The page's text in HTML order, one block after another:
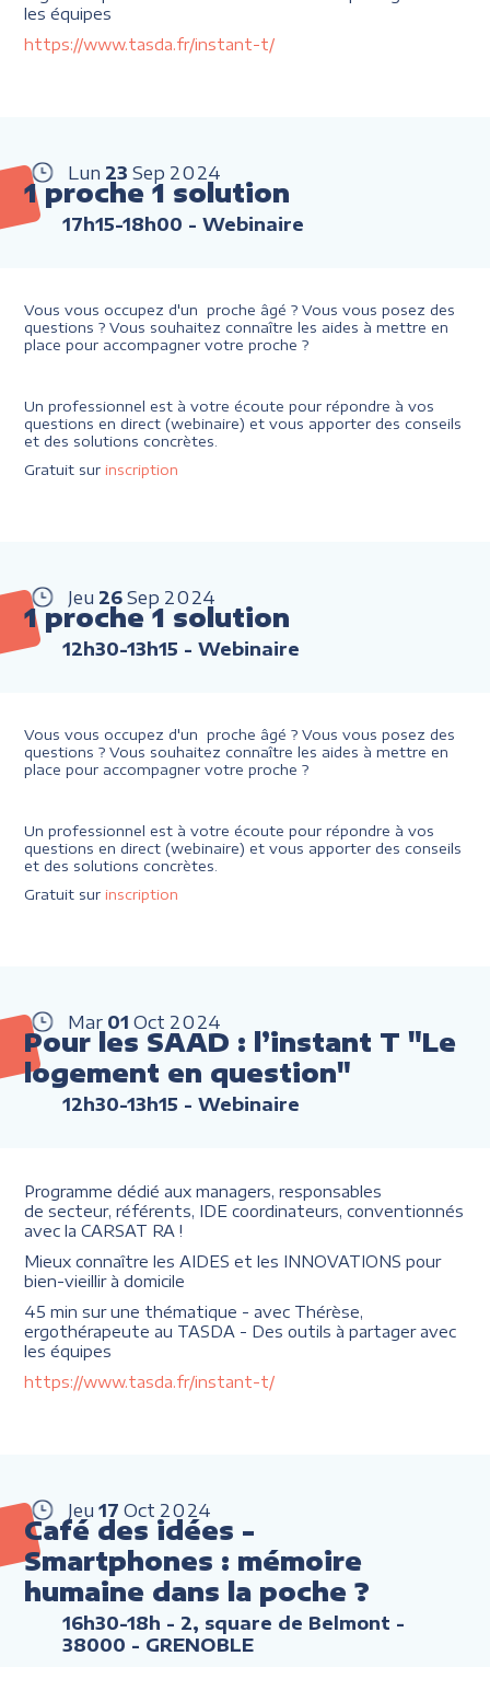
les équipes
https://www.tasda.fr/instant-t/
Lun 23 Sep 2024
1 proche 1 solution
17h15-18h00 - Webinaire
Vous vous occupez d'un proche âgé ? Vous vous posez des
questions ? Vous souhaitez connaître les aides à mettre en
place pour accompagner votre proche ?
Un professionnel est à votre écoute pour répondre à vos
questions en direct (webinaire) et vous apporter des conseils
et des solutions concrètes.
Gratuit sur inscription
Jeu 26 Sep 2024
1 proche 1 solution
12h30-13h15 - Webinaire
Vous vous occupez d'un proche âgé ? Vous vous posez des
questions ? Vous souhaitez connaître les aides à mettre en
place pour accompagner votre proche ?
Un professionnel est à votre écoute pour répondre à vos
questions en direct (webinaire) et vous apporter des conseils
et des solutions concrètes.
Gratuit sur inscription
Mar 01 Oct 2024
Pour les SAAD : l’instant T "Le
logement en question"
12h30-13h15 - Webinaire
Programme dédié aux managers, responsables
de secteur, référents, IDE coordinateurs, conventionnés
avec la CARSAT RA !
Mieux connaître les AIDES et les INNOVATIONS pour
bien-vieillir à domicile
45 min sur une thématique - avec Thérèse,
ergothérapeute au TASDA - Des outils à partager avec
les équipes
https://www.tasda.fr/instant-t/
Jeu 17 Oct 2024
Café des idées -
Smartphones : mémoire
humaine dans la poche ?
16h30-18h - 2, square de Belmont -
38000 - GRENOBLE